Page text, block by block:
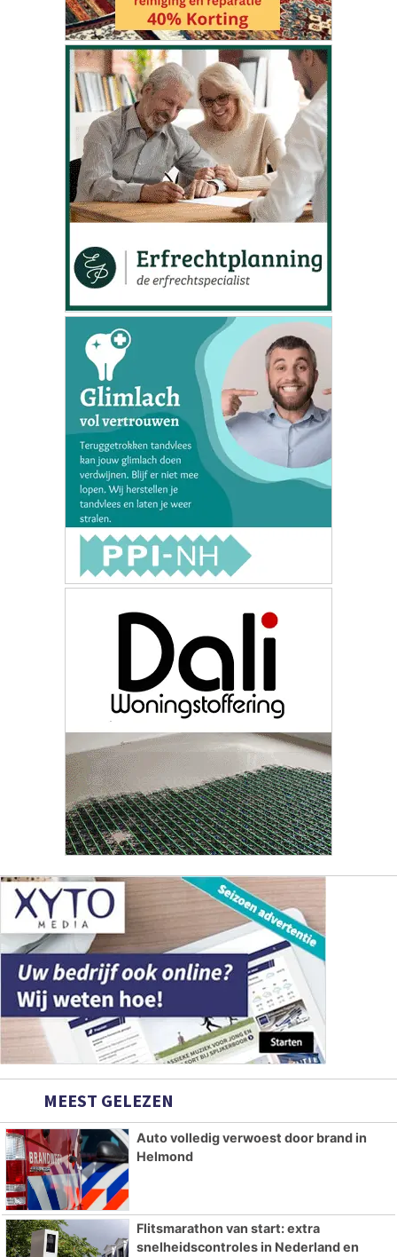
MEEST GELEZEN
Auto volledig verwoest door brand in
Helmond
Flitsmarathon van start: extra
snelheidscontroles in Nederland en